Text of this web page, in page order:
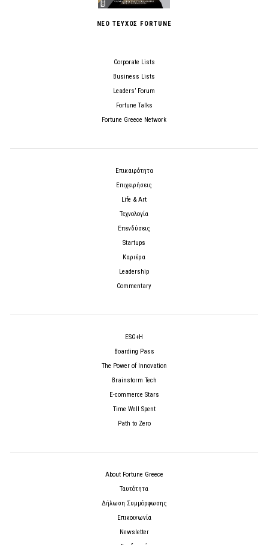
ΝΕΟ ΤΕΥΧΟΣ FORTUNE
Corporate Lists
Business Lists
Leaders’ Forum
Fortune Talks
Fortune Greece Network
Επικαιρότητα
Επιχειρήσεις
Life & Art
Τεχνολογία
Επενδύσεις
Startups
Καριέρα
Leadership
Commentary
ESG+H
Boarding Pass
The Power of Innovation
Brainstorm Tech
E-commerce Stars
Time Well Spent
Path to Zero
About Fortune Greece
Ταυτότητα
Δήλωση Συμμόρφωσης
Επικοινωνία
Newsletter